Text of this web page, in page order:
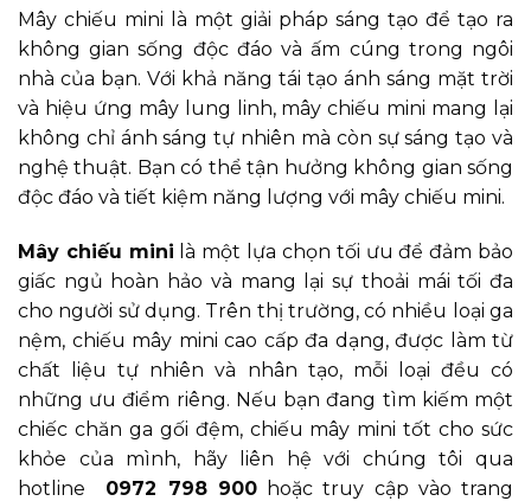
Mây chiếu mini là một giải pháp sáng tạo để tạo ra
không gian sống độc đáo và ấm cúng trong ngôi
nhà của bạn. Với khả năng tái tạo ánh sáng mặt trời
và hiệu ứng mây lung linh, mây chiếu mini mang lại
không chỉ ánh sáng tự nhiên mà còn sự sáng tạo và
nghệ thuật. Bạn có thể tận hưởng không gian sống
độc đáo và tiết kiệm năng lượng với mây chiếu mini.
Mây chiếu mini là một lựa chọn tối ưu để đảm bảo
giấc ngủ hoàn hảo và mang lại sự thoải mái tối đa
cho người sử dụng. Trên thị trường, có nhiều loại ga
nệm, chiếu mây mini cao cấp đa dạng, được làm từ
chất liệu tự nhiên và nhân tạo, mỗi loại đều có
những ưu điểm riêng. Nếu bạn đang tìm kiếm một
chiếc chăn ga gối đệm, chiếu mây mini tốt cho sức
khỏe của mình, hãy liên hệ với chúng tôi qua
hotline
0972 798 900hoặc truy cập vào trang